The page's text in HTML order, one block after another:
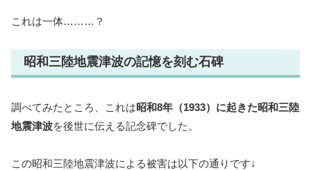
これは一体………？
昭和三陸地震津波の記憶を刻む石碑
調べてみたところ、これは昭和8年（1933）に起きた昭和三陸
地震津波を後世に伝える記念碑でした。
この昭和三陸地震津波による被害は以下の通りです↓